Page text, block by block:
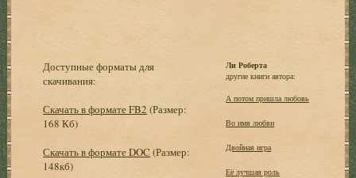
Доступные форматы для
скачивания:
Скачать в формате FB2 (Размер:
168 Кб)
Скачать в формате DOC (Размер:
148кб)
Ли Роберта
другие книги автора:
А потом пришла любовь
Во имя любви
Двойная игра
Её лучшая роль